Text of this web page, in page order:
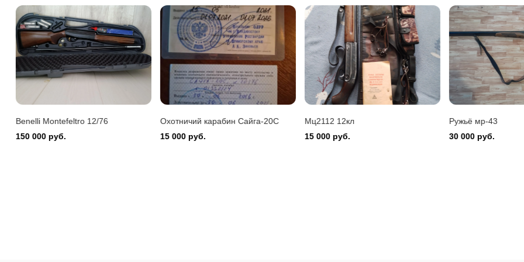
Benelli Montefeltro 12/76
150 000 руб.
Охотничий карабин Сайга-20С
15 000 руб.
Мц2112 12кл
15 000 руб.
Ружьё мр-43
30 000 руб.
Benelli Montefeltro 12/76
150 000 руб.